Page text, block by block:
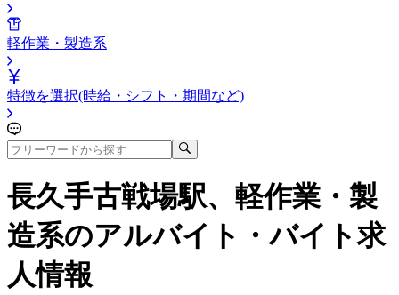
軽作業・製造系
特徴を選択(時給・シフト・期間など)
長久手古戦場駅、軽作業・製
造系のアルバイト・バイト求
人情報